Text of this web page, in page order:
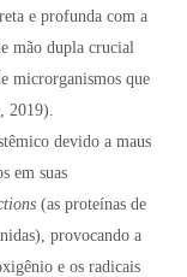
e profunda com a
mão dupla crucial
microrganismos que
2019).
devido a maus
em suas
(as proteínas de
provocando a
e os radicais